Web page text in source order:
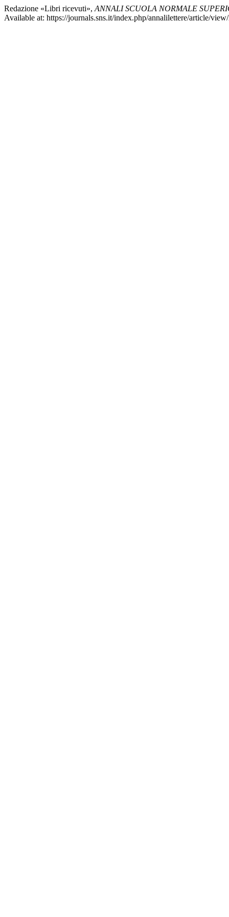
Redazione «Libri ricevuti», ANNALI SCUOLA NORMALE
Available at: https://journals.sns.it/index.php/annalilettere/article/